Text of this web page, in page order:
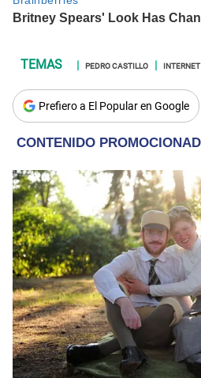
PEDRO CASTILLO INTERNET
Prefiero a El Popular en Google